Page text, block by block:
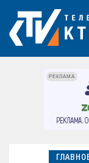
РЕКЛАМА